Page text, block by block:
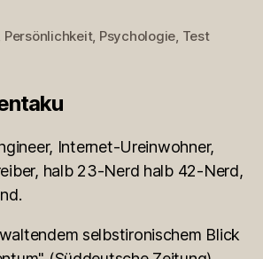
Persönlichkeit, Psychologie Test
Internet-Ureinwohner,
halb 23-Nerd halb 42-Nerd,
selbstironischem Blick